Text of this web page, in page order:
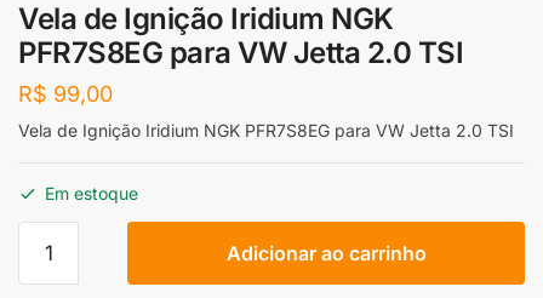
Vela de Ignição Iridium NGK
PFR7S8EG para VW Jetta 2.0 TSI
R$ 99,00
Vela de Ignição Iridium NGK PFR7S8EG para VW Jetta 2.0 TSI
Em estoque
Adicionar ao carrinho